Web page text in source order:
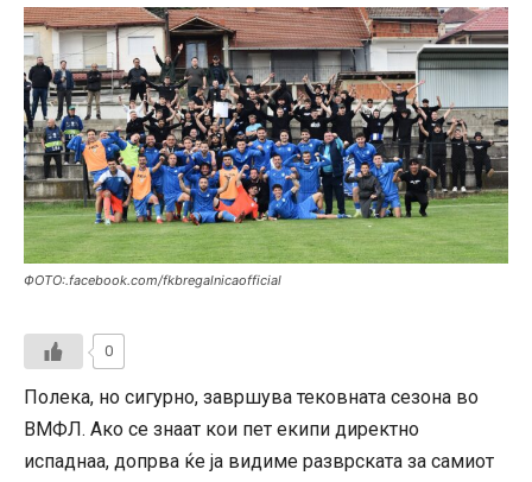
ФОТО:.facebook.com/fkbregalnicaofficial
0
Полека, но сигурно, завршува тековната сезона во
ВМФЛ. Ако се знаат кои пет екипи директно
испаднаа, допрва ќе ја видиме разврската за самиот